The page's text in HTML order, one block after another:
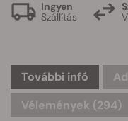
Ingyen
Szállítás
További infó
Vélemények (294)